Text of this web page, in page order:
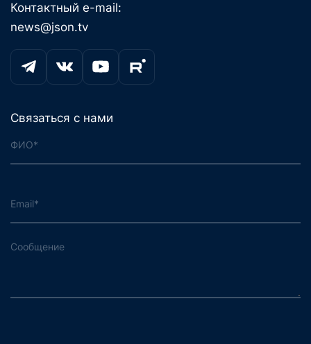
Контактный e-mail:
news@json.tv
Связаться с нами